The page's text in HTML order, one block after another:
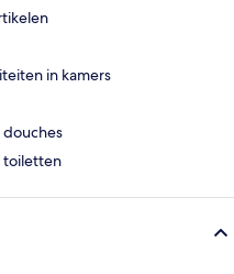
in kamers
toiletten